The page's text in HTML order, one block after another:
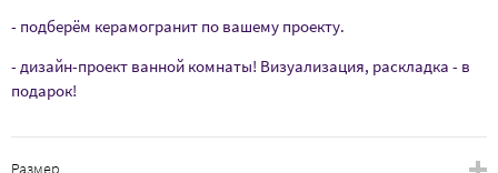
- подберём керамогранит по вашему проекту.
- дизайн-проект ванной комнаты! Визуализация, раскладка - в
подарок!
Размер